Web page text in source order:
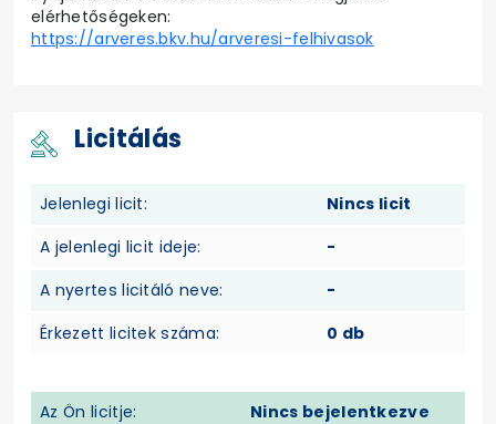
elérhetőségeken:
https://arveres.bkv.hu/arveresi-felhivasok
Licitálás
Jelenlegi licit:
Nincs licit
A jelenlegi licit ideje:
-
A nyertes licitáló neve:
-
Érkezett licitek száma:
0 db
Az Ön licitje:
Nincs bejelentkezve